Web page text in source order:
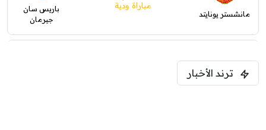
مانشستر يونايتد
مباراة ودية
باريس سان
جيرمان
فرينتسفاروشي
ترند الأخبار